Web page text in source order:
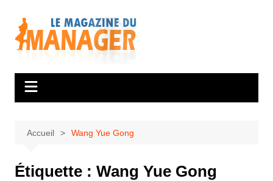
contenu
Accueil Wang Yue Gong
Étiquette : Wang Yue Gong